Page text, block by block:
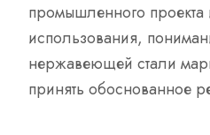
промышленного проекта
использования,
нержавеющей стали
принять обоснованное